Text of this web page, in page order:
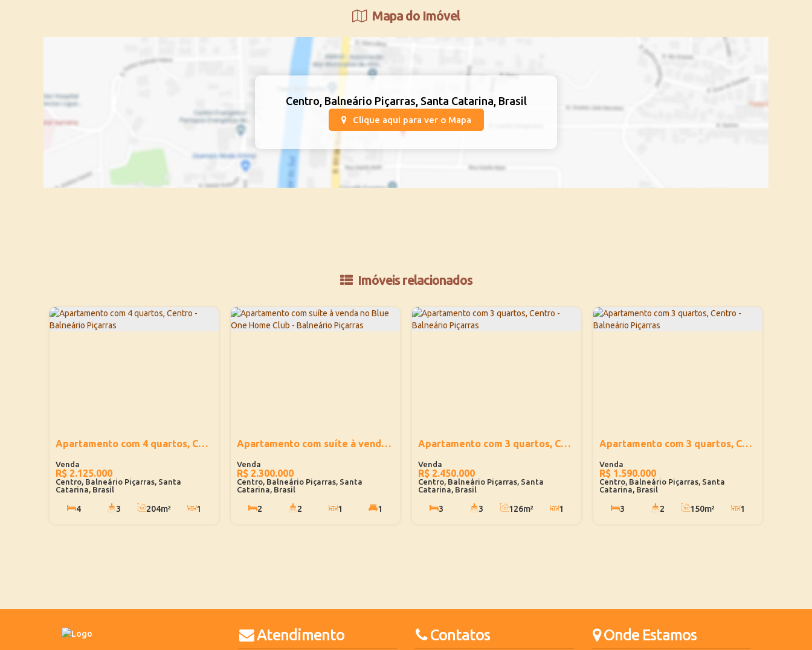
Mapa do Imóvel
Centro, Balneário Piçarras, Santa Catarina, Brasil
Clique aqui para ver o Mapa
Imóveis relacionados
Apartamento com 4 quartos, Centro - Balneário Piçarras
R$ 2.125.000
Centro, Balneário Piçarras, Santa
Catarina, Brasil
4 3 204m²
1
Apartamento com suíte à venda no Blue One Home Club - Balneário Piçarras
R$ 2.300.000
Centro, Balneário Piçarras, Santa
Catarina, Brasil
2 2 1
1
Apartamento com 3 quartos, Centro - Balneário Piçarras
R$ 2.450.000
Centro, Balneário Piçarras, Santa
Catarina, Brasil
3 3 126m²
1
Apartamento com 3 quartos, Centro - Balneário Piçarras
R$ 1.590.000
Centro, Balneário Piçarras, Santa
Catarina, Brasil
3 2 150m²
1
Atendimento Contatos Onde Estamos